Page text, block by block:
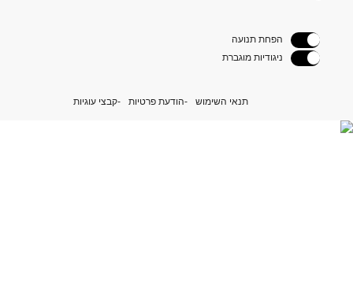
הפחת תנועה
ניגודיות מוגברת
תנאי השימוש הודעת פרטיות קבצי עוגיות